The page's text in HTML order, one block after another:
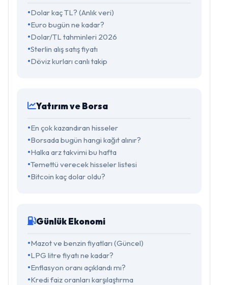
Dolar kaç TL? (Anlık veri)
Euro bugün ne kadar?
Dolar/TL tahminleri 2026
Sterlin alış satış fiyatı
Döviz kurları canlı takip
Yatırım ve Borsa
En çok kazandıran hisseler
Borsada bugün hangi kağıt alınır?
Halka arz takvimi bu hafta
Temettü verecek hisseler listesi
Bitcoin kaç dolar oldu?
Günlük Ekonomi
Mazot ve benzin fiyatları (Güncel)
LPG litre fiyatı ne kadar?
Enflasyon oranı açıklandı mı?
Kredi faiz oranları karşılaştırma